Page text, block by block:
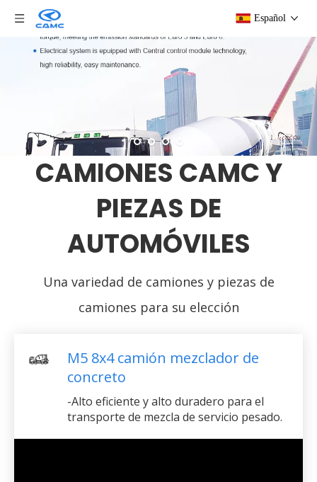
Español
CAMIONES CAMC Y
PIEZAS DE
AUTOMÓVILES
Una variedad de camiones y piezas de
camiones para su elección
M5 8x4 camión mezclador de
concreto
-Alto eficiente y alto duradero para el
transporte de mezcla de servicio pesado.